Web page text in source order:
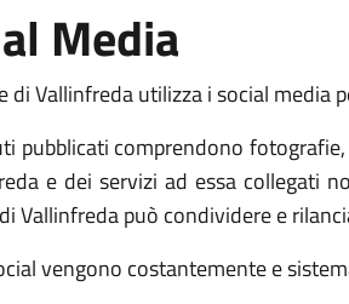
Media
di Vallinfreda utilizza i social
pubblicati comprendono
e dei servizi ad essa collegati
Vallinfreda può condividere e
vengono costantemente e